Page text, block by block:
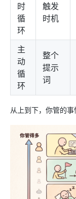
时
循
环
触发
时机
主
动
循
环
整个
提示
词
从上到下，你管的事